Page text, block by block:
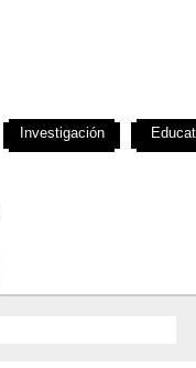
Investigación